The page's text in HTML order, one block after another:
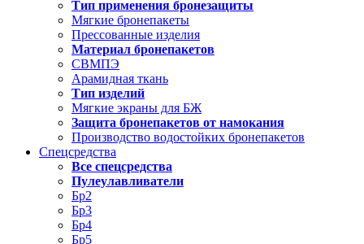
Тип применения бронезащиты
Мягкие бронепакеты
Прессованные изделия
Материал бронепакетов
СВМПЭ
Арамидная ткань
Тип изделий
Мягкие экраны для БЖ
Защита бронепакетов от намокания
Производство водостойких бронепакетов
Спецсредства
Все спецсредства
Пулеулавливатели
Бр2
Бр3
Бр4
Бр5